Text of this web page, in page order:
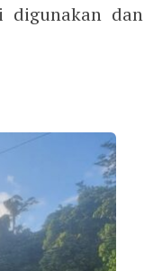
digunakan dan